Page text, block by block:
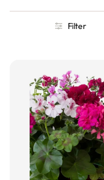
Filter